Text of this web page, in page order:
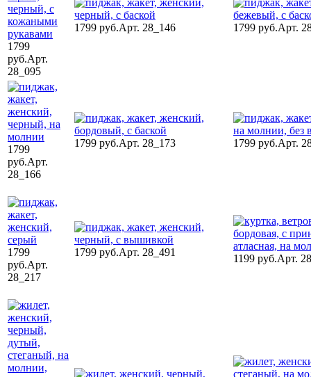
1799
руб.Арт.
28_095
1799 руб.Арт. 28_146 1799 руб.Арт.
1799
руб.Арт.
28_166
1799 руб.Арт. 28_173 1799 руб.Арт.
1799
руб.Арт.
28_217
1799 руб.Арт. 28_491
1199 руб.Арт.